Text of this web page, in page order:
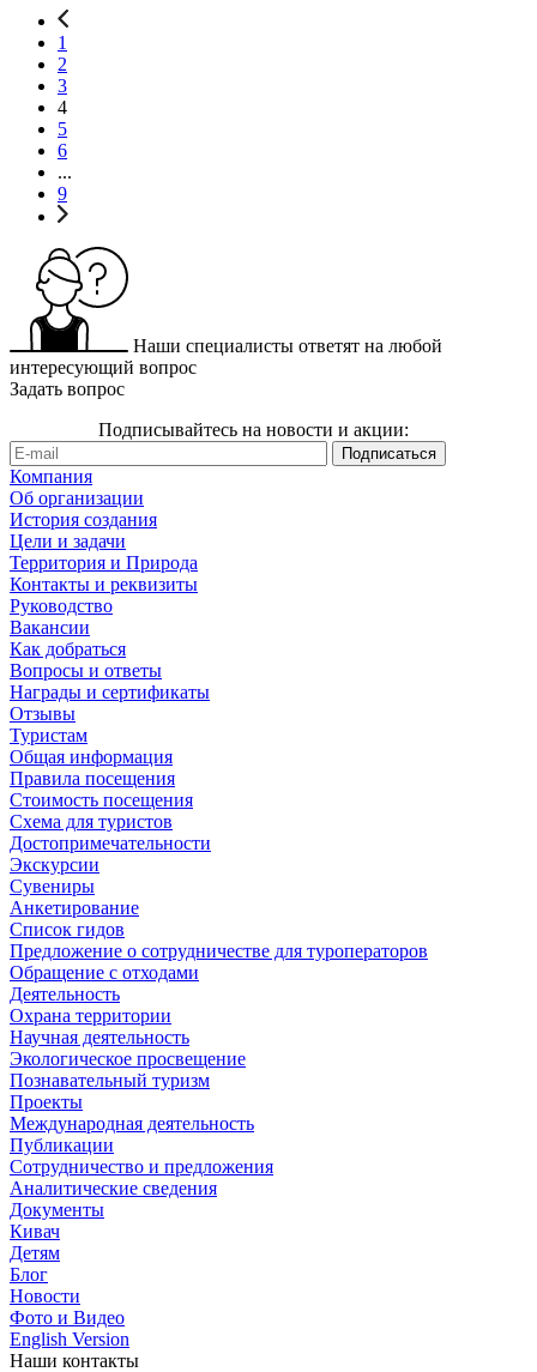
1
2
3
4
5
6
...
9
Наши специалисты ответят на любой
интересующий вопрос
Задать вопрос
Подписывайтесь на новости и акции:
Компания
Об организации
История создания
Цели и задачи
Территория и Природа
Контакты и реквизиты
Руководство
Вакансии
Как добраться
Вопросы и ответы
Награды и сертификаты
Отзывы
Туристам
Общая информация
Правила посещения
Стоимость посещения
Схема для туристов
Достопримечательности
Экскурсии
Сувениры
Анкетирование
Список гидов
Предложение о сотрудничестве для туроператоров
Обращение с отходами
Деятельность
Охрана территории
Научная деятельность
Экологическое просвещение
Познавательный туризм
Проекты
Международная деятельность
Публикации
Сотрудничество и предложения
Аналитические сведения
Документы
Кивач
Детям
Блог
Новости
Фото и Видео
English Version
Наши контакты